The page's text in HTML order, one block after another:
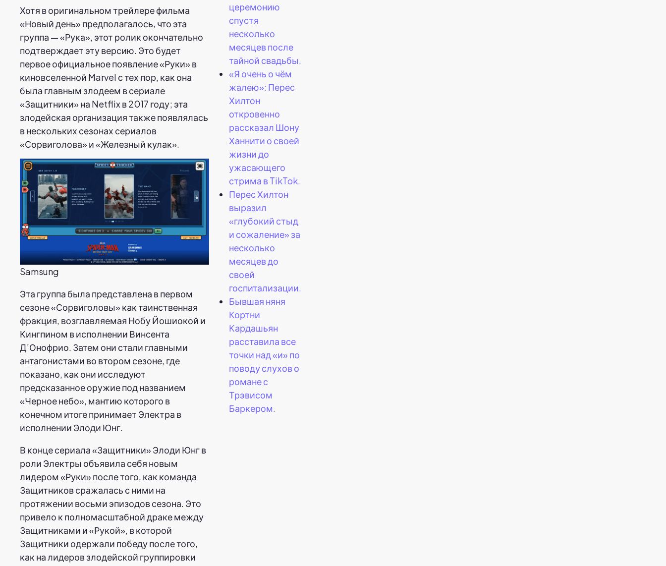
Хотя в оригинальном трейлере фильма
«Новый день» предполагалось, что эта
группа — «Рука», этот ролик окончательно
подтверждает эту версию. Это будет
первое официальное появление «Руки» в
киновселенной Marvel с тех пор, как она
была главным злодеем в сериале
«Защитники» на Netflix в 2017 году; эта
злодейская организация также появлялась
в нескольких сезонах сериалов
«Сорвиголова» и «Железный кулак».
Samsung
Эта группа была представлена в первом
сезоне «Сорвиголовы» как таинственная
фракция, возглавляемая Нобу Йошиокой и
Кингпином в исполнении Винсента
Д’Онофрио. Затем они стали главными
антагонистами во втором сезоне, где
показано, как они исследуют
предсказанное оружие под названием
«Черное небо», мантию которого в
конечном итоге принимает Электра в
исполнении Элоди Юнг.
В конце сериала «Защитники» Элоди Юнг в
роли Электры объявила себя новым
лидером «Руки» после того, как команда
Защитников сражалась с ними на
протяжении восьми эпизодов сезона. Это
привело к полномасштабной драке между
Защитниками и «Рукой», в которой
Защитники одержали победу после того,
как на лидеров злодейской группировки
церемонию
спустя
несколько
месяцев после
тайной свадьбы.
«Я очень о чём
жалею»: Перес
Хилтон
откровенно
рассказал Шону
Ханнити о своей
жизни до
ужасающего
стрима в TikTok.
Перес Хилтон
выразил
«глубокий стыд
и сожаление» за
несколько
месяцев до
своей
госпитализации.
Бывшая няня
Кортни
Кардашьян
расставила все
точки над «и» по
поводу слухов о
романе с
Трэвисом
Баркером.